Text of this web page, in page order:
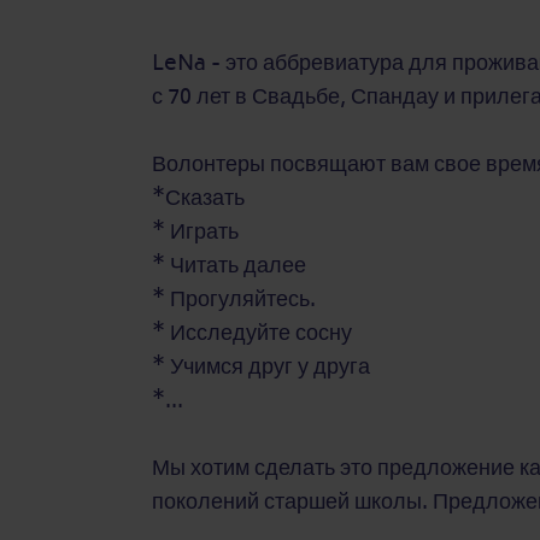
LeNa - это аббревиатура для
с 70 лет в Свадьбе, Спандау и
Волонтеры посвящают вам свое
*Сказать
* Играть
* Читать далее
* Прогуляйтесь.
* Исследуйте сосну
* Учимся друг у друга
*...
Мы хотим сделать это предложение
поколений старшей школы.